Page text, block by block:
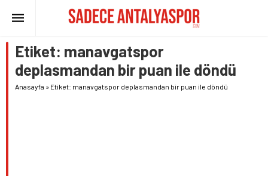
Etiket: manavgatspor
deplasmandan bir puan ile döndü
Anasayfa » Etiket: manavgatspor deplasmandan bir puan ile döndü